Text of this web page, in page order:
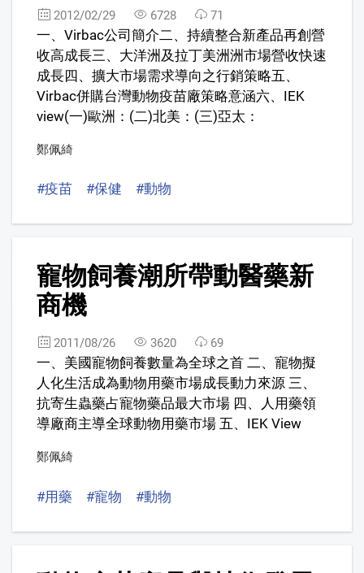
2012/02/29 6728 71
一、Virbac公司簡介二、持續整合新產品再創營
收高成長三、大洋洲及拉丁美洲洲市場營收快速
成長四、擴大市場需求導向之行銷策略五、
Virbac併購台灣動物疫苗廠策略意涵六、IEK
view(一)歐洲：(二)北美：(三)亞太：
鄭佩綺
#疫苗 #保健 #動物
寵物飼養潮所帶動醫藥新
商機
2011/08/26 3620 69
一、美國寵物飼養數量為全球之首 二、寵物擬
人化生活成為動物用藥市場成長動力來源 三、
抗寄生蟲藥占寵物藥品最大市場 四、人用藥領
導廠商主導全球動物用藥市場 五、IEK View
鄭佩綺
#用藥 #寵物 #動物